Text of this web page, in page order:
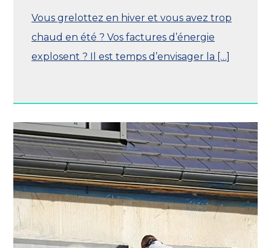
Vous grelottez en hiver et vous avez trop
chaud en été ? Vos factures d’énergie
explosent ? Il est temps d’envisager la […]